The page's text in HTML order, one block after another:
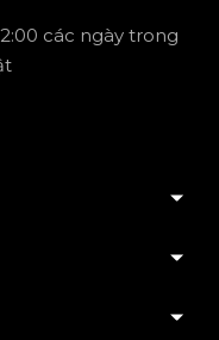
các ngày trong